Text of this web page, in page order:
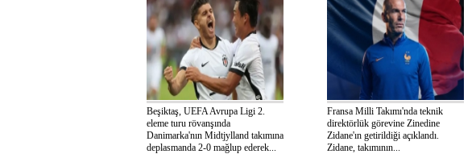
Beşiktaş, UEFA Avrupa Ligi 2.
eleme turu rövanşında
Danimarka'nın Midtjylland takımına
deplasmanda 2-0 mağlup ederek...
Fransa Milli Takımı'nda teknik
direktörlük görevine Zinedine
Zidane'ın getirildiği açıklandı.
Zidane, takımının...